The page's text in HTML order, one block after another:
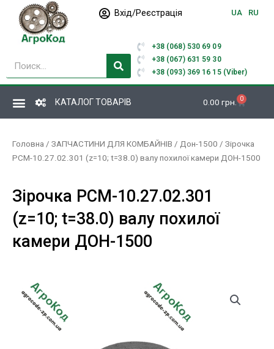
Перейти
вмісту
Вхід/Реєстрація UA RU
Пошук
+38 (068) 530 69 09
+38 (067) 631 59 30
+38 (093) 369 16 15 (Viber)
КАТАЛОГ ТОВАРІВ 0.00 грн. 0
Кошик
Головна / ЗАПЧАСТИНИ ДЛЯ КОМБАЙНІВ / Дон-1500 / Зірочка
РСМ-10.27.02.301 (z=10; t=38.0) валу похилої камери ДОН-1500
Зірочка РСМ-10.27.02.301
(z=10; t=38.0) валу похилої
камери ДОН-1500